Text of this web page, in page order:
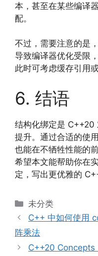
本，甚至在某些编译
配。
不过，需要注意的是
导致编译器优化受限
此时可考虑缓存引用
6. 结语
结构化绑定是 C++20
提升。通过合适的使
也能在不牺牲性能的
希望本文能帮助你在
定，写出更优雅的
分
类
未分类
C++ 中如何使用
阵乘法
C++20 Concepts